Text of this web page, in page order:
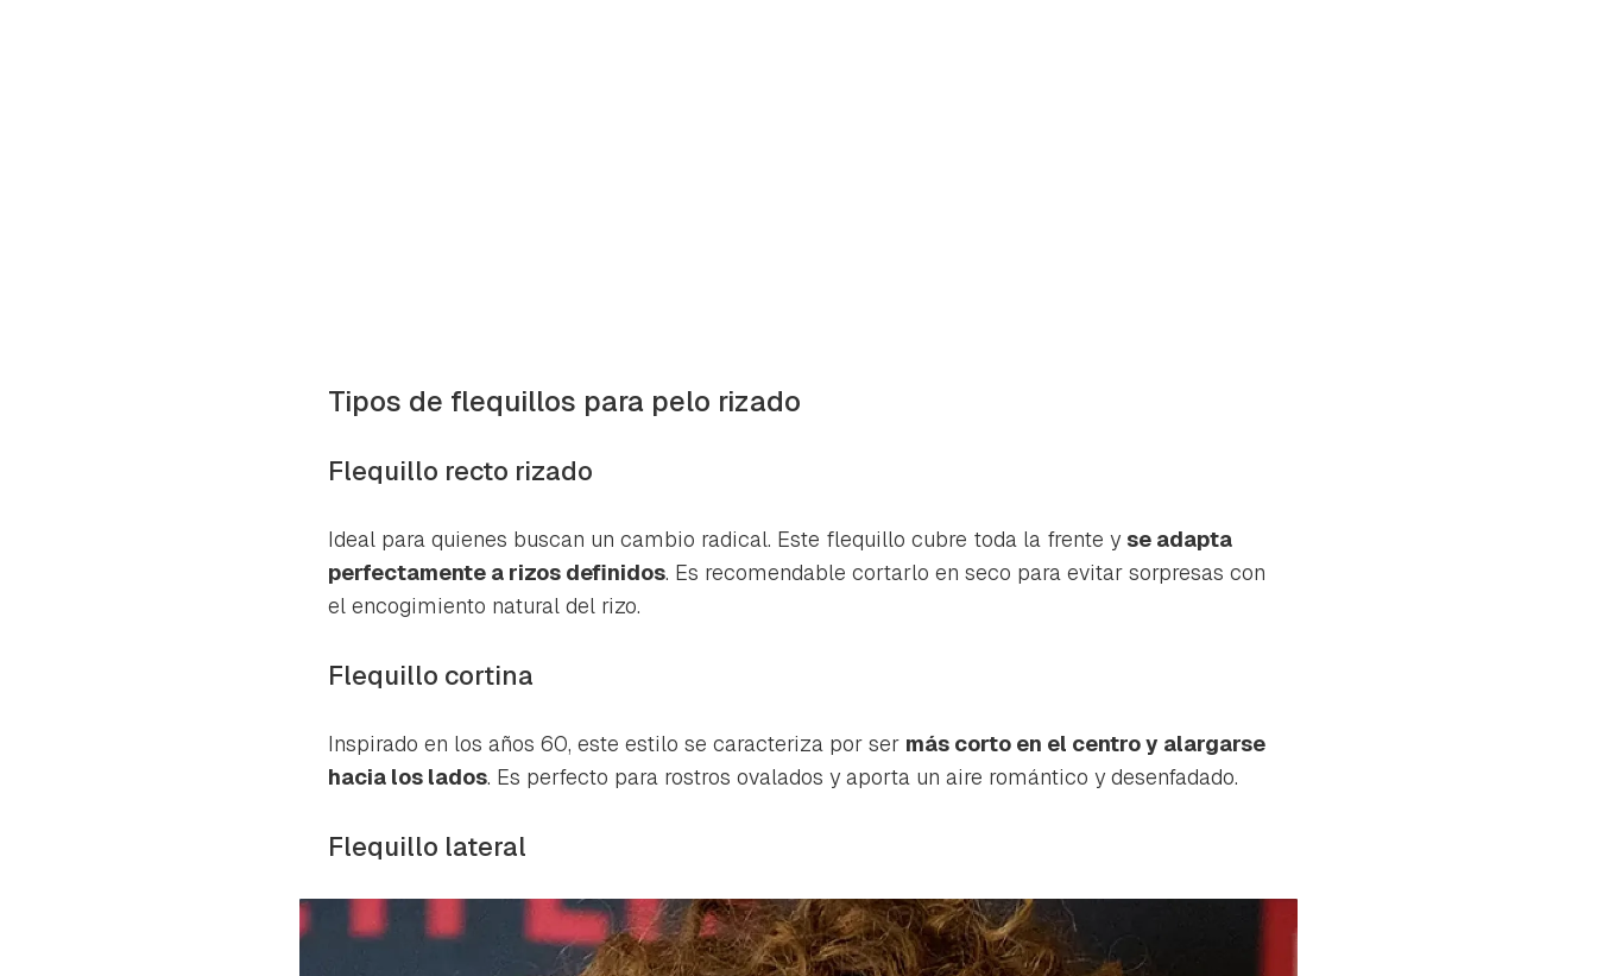
Guardar como favorito
Para poder guardar como favorito, primero has de iniciar sesión con tu
Tipos de flequillos para pelo rizado
Flequillo recto rizado
Ideal para quienes buscan un cambio radical. Este flequillo cubre toda la frente y se adapta
perfectamente a rizos definidos. Es recomendable cortarlo en seco para evitar sorpresas con
el encogimiento natural del rizo.​
Flequillo cortina
Inspirado en los años 60, este estilo se caracteriza por ser más corto en el centro y alargarse
hacia los lados. Es perfecto para rostros ovalados y aporta un aire romántico y desenfadado.​
Flequillo lateral
Gracias por suscribirte a nuestro boletín.